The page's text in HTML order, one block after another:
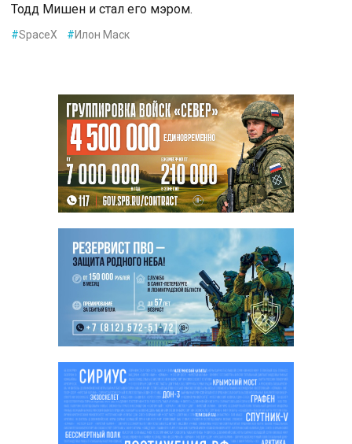
Тодд Мишен и стал его мэром.
#SpaceX #Илон Маск